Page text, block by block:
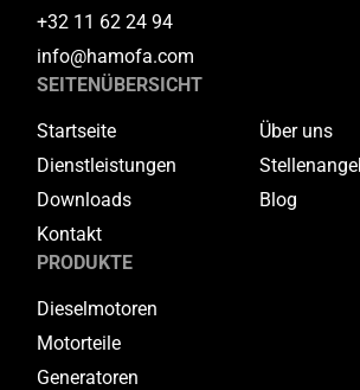
+32 11 62 24 94
info@hamofa.com
SEITENÜBERSICHT
Startseite
Über uns
Dienstleistungen
Downloads
Blog
Kontakt
PRODUKTE
Dieselmotoren
Motorteile
Generatoren